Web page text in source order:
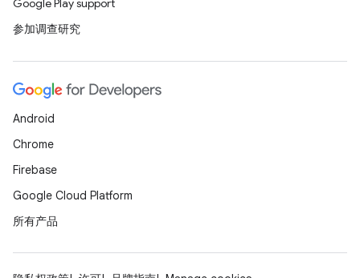
Google Play support
参加调查研究
Android
Chrome
Firebase
Google Cloud Platform
所有产品